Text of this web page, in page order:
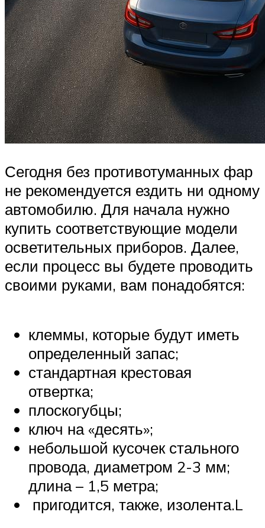
Сегодня без противотуманных фар
не рекомендуется ездить ни одному
автомобилю. Для начала нужно
купить соответствующие модели
осветительных приборов. Далее,
если процесс вы будете проводить
своими руками, вам понадобятся:
клеммы, которые будут иметь
определенный запас;
стандартная крестовая
отвертка;
плоскогубцы;
ключ на «десять»;
небольшой кусочек стального
провода, диаметром 2-3 мм;
длина – 1,5 метра;
пригодится, также, изолента.L